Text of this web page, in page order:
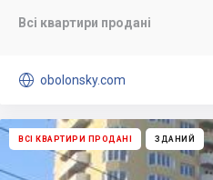
Всі квартири продані
 obolonsky.com
ВСІ КВАРТИРИ ПРОДАНІ ЗДАНИЙ